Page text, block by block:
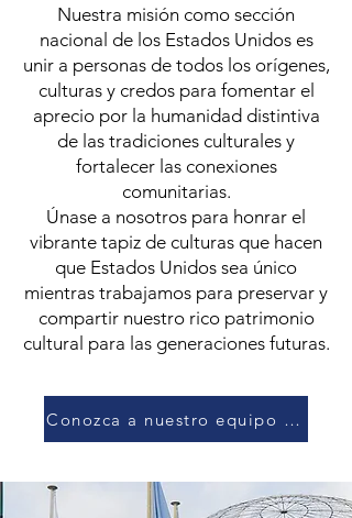
Nuestra misión como sección
nacional de los Estados Unidos es
unir a personas de todos los orígenes,
culturas y credos para fomentar el
aprecio por la humanidad distintiva
de las tradiciones culturales y
fortalecer las conexiones
comunitarias.
Únase a nosotros para honrar el
vibrante tapiz de culturas que hacen
que Estados Unidos sea único
mientras trabajamos para preservar y
compartir nuestro rico patrimonio
cultural para las generaciones futuras.
Conozca a nuestro equipo de